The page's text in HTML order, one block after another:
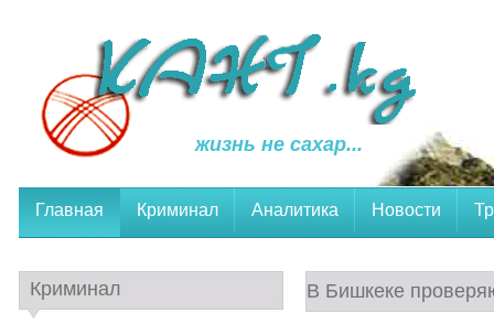
жизнь не сахар...
Главная Криминал Аналитика Новости
В Бишкеке
Криминал